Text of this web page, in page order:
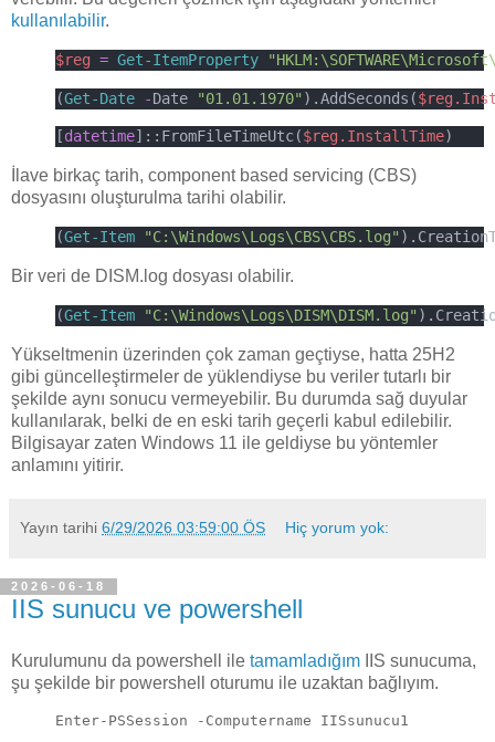
kullanılabilir.
$reg = Get-ItemProperty
(Get-Date -Date "01.01.1970" ).AddSeconds(
[datetime]::FromFileTimeUtc($reg.InstallTime)
İlave birkaç tarih, component based servicing (CBS)
dosyasını oluşturulma tarihi olabilir.
(Get-Item "C:\Windows\Logs\CBS\CBS.log"
Bir veri de DISM.log dosyası olabilir.
(Get-Item "C:\Windows\Logs\DISM\DISM.log"
Yükseltmenin üzerinden çok zaman geçtiyse, hatta 25H2
gibi güncelleştirmeler de yüklendiyse bu veriler tutarlı bir
şekilde aynı sonucu vermeyebilir. Bu durumda sağ duyular
kullanılarak, belki de en eski tarih geçerli kabul edilebilir.
Bilgisayar zaten Windows 11 ile geldiyse bu yöntemler
anlamını yitirir.
Yayın tarihi 6/29/2026 03:59:00 ÖS Hiç yorum yok:
2026-06-18
IIS sunucu ve powershell
Kurulumunu da powershell ile tamamladığım IIS sunucuma,
şu şekilde bir powershell oturumu ile uzaktan bağlıyım.
Enter-PSSession -Computername IISsunucu1